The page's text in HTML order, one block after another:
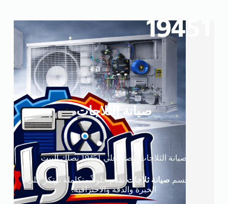
صيانة الثلاجات
صيانة الثلاجات اتصل علي 19451 نصلك البيت
في قسم صيانة ثلاجات نقدم حلولاً متكاملة ترتكز على
الخبرة والدقة والاحترافية.